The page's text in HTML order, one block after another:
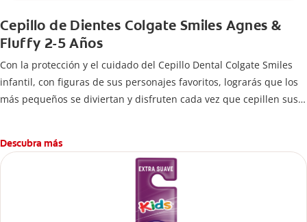
Cepillo de Dientes Colgate Smiles Agnes &
Fluffy 2-5 Años
Con la protección y el cuidado del Cepillo Dental Colgate Smiles
infantil, con figuras de sus personajes favoritos, lograrás que los
más pequeños se diviertan y disfruten cada vez que cepillen sus
Descubra más